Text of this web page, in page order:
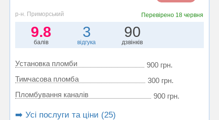
р-н. Приморський Перевірено 18 червня
9.8
балів
3
відгука
90
дзвінків
Установка пломби
900 грн.
Тимчасова пломба
300 грн.
Пломбування каналів
900 грн.
➡️ Усі послуги та ціни (25)